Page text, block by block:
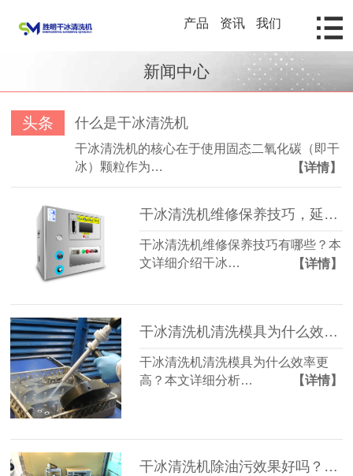
产品 资讯 我们
新闻中心
头条 什么是干冰清洗机
干冰清洗机的核心在于使用固态二氧化碳（即干
冰）颗粒作为…
【详情】
干冰清洗机维修保养技巧，延长设备寿命的方法详解
干冰清洗机维修保养技巧有哪些？本
文详细介绍干冰…
【详情】
干冰清洗机清洗模具为什么效率更高？揭秘模具行业高效清洁技术
干冰清洗机清洗模具为什么效率更
高？本文详细分析…
【详情】
干冰清洗机除油污效果好吗？工业油污处理方案解析